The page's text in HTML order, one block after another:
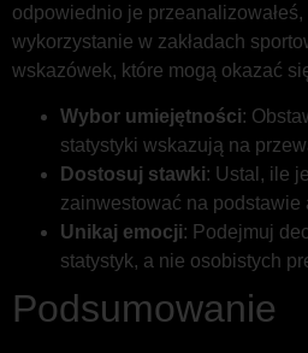
odpowiednio je
wykorzystanie w zakładach
wskazówek, które mogą okazać
Wybor umiejętności:
statystyki wskazują na
Dostosuj stawki: Ustal, ile
zainwestować na
Unikaj emocji: Podejmuj
statystyk, a nie osobistych
Podsumowanie